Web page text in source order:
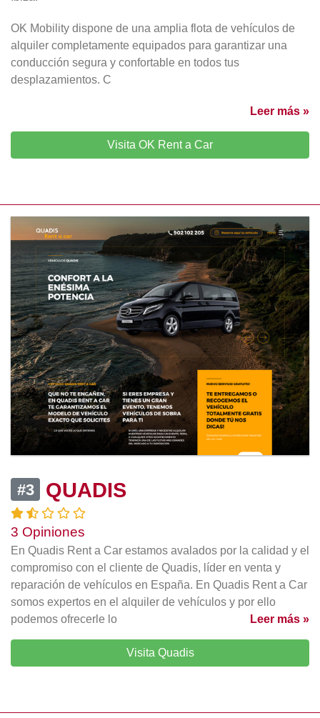
OK Mobility dispone de una amplia flota de vehículos de
alquiler completamente equipados para garantizar una
conducción segura y confortable en todos tus
desplazamientos. C
Leer más »
Visita OK Rent a Car
#3 QUADIS
3 Opiniones
En Quadis Rent a Car estamos avalados por la calidad y el
compromiso con el cliente de Quadis, líder en venta y
reparación de vehículos en España. En Quadis Rent a Car
somos expertos en el alquiler de vehículos y por ello
podemos ofrecerle lo
Leer más »
Visita Quadis